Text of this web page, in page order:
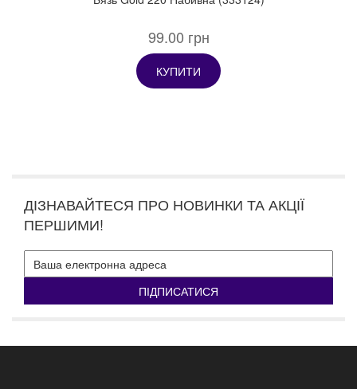
99.00 грн
КУПИТИ
ДІЗНАВАЙТЕСЯ ПРО НОВИНКИ ТА АКЦІЇ
ПЕРШИМИ!
ПІДПИСАТИСЯ